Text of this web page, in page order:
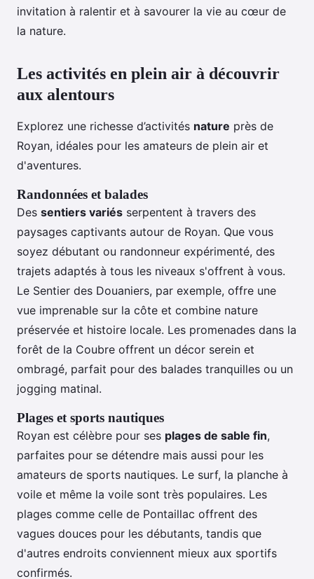
invitation à ralentir et à savourer la vie au cœur de
la nature.
Les activités en plein air à découvrir
aux alentours
Explorez une richesse d’activités nature près de
Royan, idéales pour les amateurs de plein air et
d'aventures.
Randonnées et balades
Des sentiers variés serpentent à travers des
paysages captivants autour de Royan. Que vous
soyez débutant ou randonneur expérimenté, des
trajets adaptés à tous les niveaux s'offrent à vous.
Le Sentier des Douaniers, par exemple, offre une
vue imprenable sur la côte et combine nature
préservée et histoire locale. Les promenades dans la
forêt de la Coubre offrent un décor serein et
ombragé, parfait pour des balades tranquilles ou un
jogging matinal.
Plages et sports nautiques
Royan est célèbre pour ses plages de sable fin,
parfaites pour se détendre mais aussi pour les
amateurs de sports nautiques. Le surf, la planche à
voile et même la voile sont très populaires. Les
plages comme celle de Pontaillac offrent des
vagues douces pour les débutants, tandis que
d'autres endroits conviennent mieux aux sportifs
confirmés.